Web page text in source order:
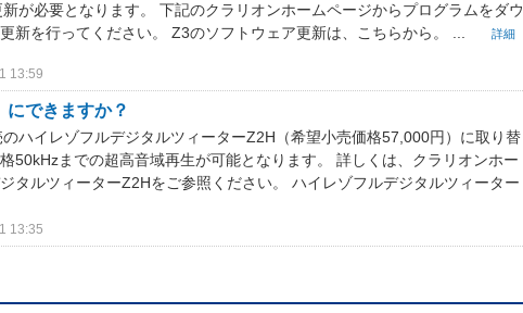
が必要となります。 下記のクラリオンホームページからプログラムをダウ
新を行ってください。 Z3のソフトウェア更新は、こちらから。 ...
詳細
13:59
できますか？
ハイレゾフルデジタルツィーターZ2H（希望小売価格57,000円）に取り替
50kHzまでの超高音域再生が可能となります。 詳しくは、クラリオンホー
タルツィーターZ2Hをご参照ください。 ハイレゾフルデジタルツィーター
13:35